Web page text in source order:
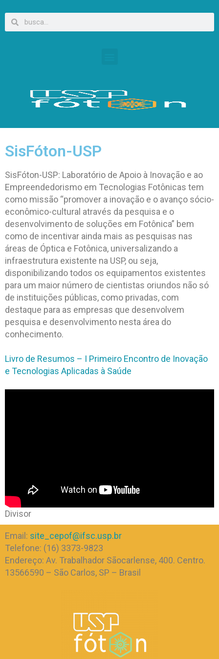
SisFóton-USP
SisFóton-USP: Laboratório de Apoio à Inovação e ao
Empreendedorismo em Tecnologias Fotônicas tem
como missão “promover a inovação e o avanço sócio-
econômico-cultural através da pesquisa e o
desenvolvimento de soluções em Fotônica” bem
como de incentivar ainda mais as pesquisas nas
áreas de Óptica e Fotônica, universalizando a
infraestrutura existente na USP, ou seja,
disponibilizando todos os equipamentos existentes
para um maior número de cientistas oriundos não só
de instituições públicas, como privadas, com
destaque para as empresas que desenvolvem
pesquisa e desenvolvimento nesta área do
conhecimento.
Livro de Resumos – I Primeiro Encontro de Inovação
e Tecnologias Aplicadas à Saúde
Divisor
Email: site_cepof@ifsc.usp.br
Telefone: (16) 3373-9823
Endereço: Av. Trabalhador Sãocarlense, 400. Centro.
13566590 – São Carlos, SP – Brasil